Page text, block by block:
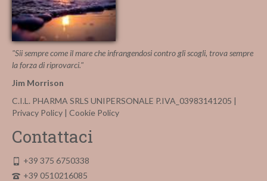
"Sii sempre come il mare che infrangendosi contro gli scogli, trova sempre
la forza di riprovarci."
Jim Morrison
C.I.L. PHARMA SRLS UNIPERSONALE P.IVA_03983141205 |
Privacy Policy | Cookie Policy
Contattaci
+39 375 6750338
+39 0510216085